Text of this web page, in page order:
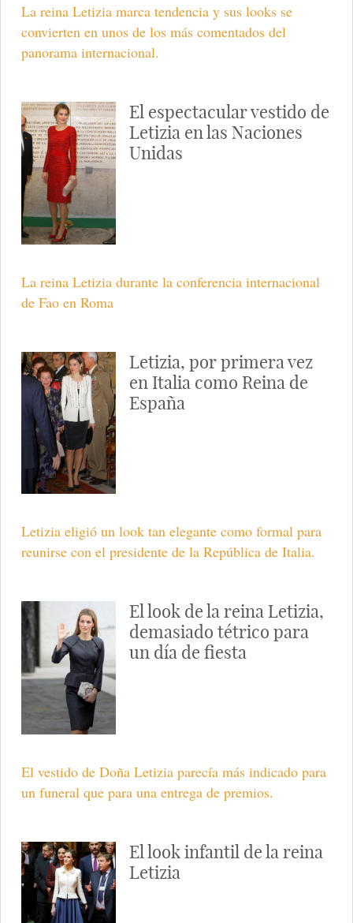
La reina Letizia marca tendencia y sus looks se
convierten en unos de los más comentados del
panorama internacional.
El espectacular vestido de
Letizia en las Naciones
Unidas
La reina Letizia durante la conferencia internacional
de Fao en Roma
Letizia, por primera vez
en Italia como Reina de
España
Letizia eligió un look tan elegante como formal para
reunirse con el presidente de la República de Italia.
El look de la reina Letizia,
demasiado tétrico para
un día de fiesta
El vestido de Doña Letizia parecía más indicado para
un funeral que para una entrega de premios.
El look infantil de la reina
Letizia